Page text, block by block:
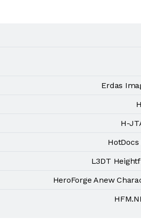
Erdas
H-
L3DT
HeroForge Anew